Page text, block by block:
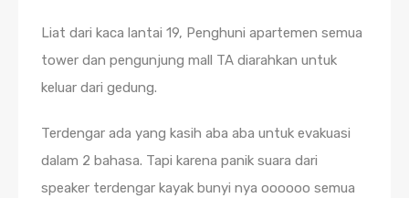
Liat dari kaca lantai 19, Penghuni apartemen semua
tower dan pengunjung mall TA diarahkan untuk
keluar dari gedung.
Terdengar ada yang kasih aba aba untuk evakuasi
dalam 2 bahasa. Tapi karena panik suara dari
speaker terdengar kayak bunyi nya oooooo semua